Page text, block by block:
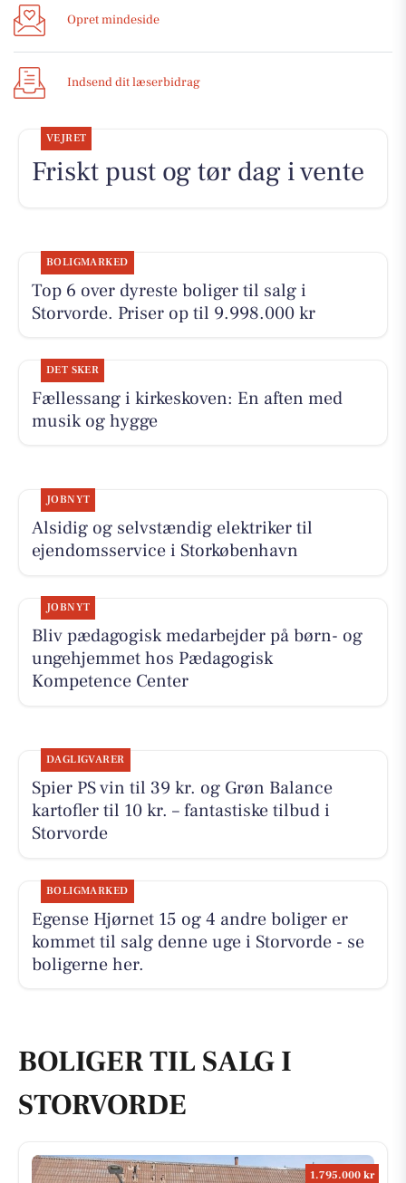
Opret mindeside
Indsend dit læserbidrag
VEJRET
Friskt pust og tør dag i vente
BOLIGMARKED
Top 6 over dyreste boliger til salg i
Storvorde. Priser op til 9.998.000 kr
DET SKER
Fællessang i kirkeskoven: En aften med
musik og hygge
JOBNYT
Alsidig og selvstændig elektriker til
ejendomsservice i Storkøbenhavn
JOBNYT
Bliv pædagogisk medarbejder på børn- og
ungehjemmet hos Pædagogisk
Kompetence Center
DAGLIGVARER
Spier PS vin til 39 kr. og Grøn Balance
kartofler til 10 kr. – fantastiske tilbud i
Storvorde
BOLIGMARKED
Egense Hjørnet 15 og 4 andre boliger er
kommet til salg denne uge i Storvorde - se
boligerne her.
BOLIGER TIL SALG I
STORVORDE
1.795.000 kr